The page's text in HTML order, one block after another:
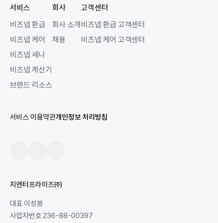
서비스
비즈넵 환급
비즈넵 케어
비즈넵 세나
비즈넵 계산기
브랜드 리소스
회사
회사 소개
채용
고객센터
비즈넵 환급 고객센터
비즈넵 케어 고객센터
서비스 이용약관개인정보 처리방침
지엔터프라이즈(주)
대표 이성봉
사업자번호 236-88-00397